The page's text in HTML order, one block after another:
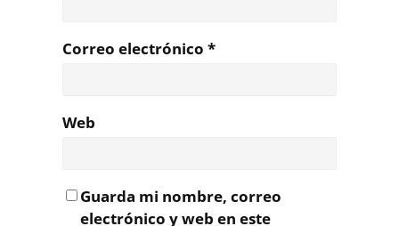
Correo electrónico *
Web
Guarda mi nombre, correo
electrónico y web en este